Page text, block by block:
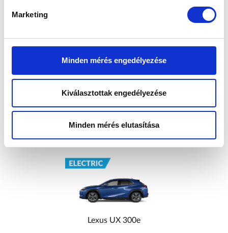
Marketing
Minden mérés engedélyezése
Kiválasztottak engedélyezése
Minden mérés elutasítása
Lexus RX 350h
Lexus UX 300e